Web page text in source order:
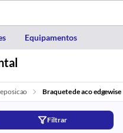
Equipamentos
Braquete de aco edgewise
Filtrar